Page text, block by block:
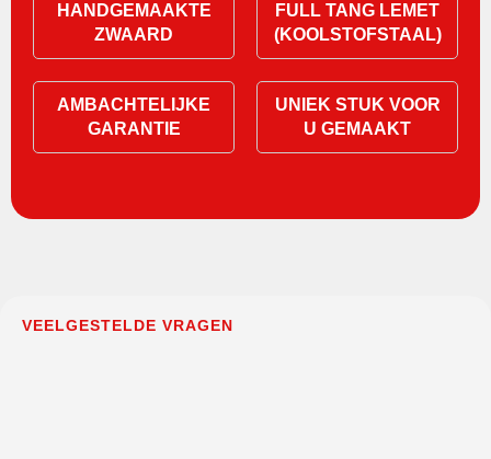
HANDGEMAAKTE
ZWAARD
FULL TANG LEMET
(KOOLSTOFSTAAL)
AMBACHTELIJKE
GARANTIE
UNIEK STUK VOOR
U GEMAAKT
VEELGESTELDE VRAGEN